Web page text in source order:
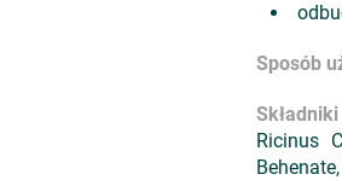
Sposób
Ricinus